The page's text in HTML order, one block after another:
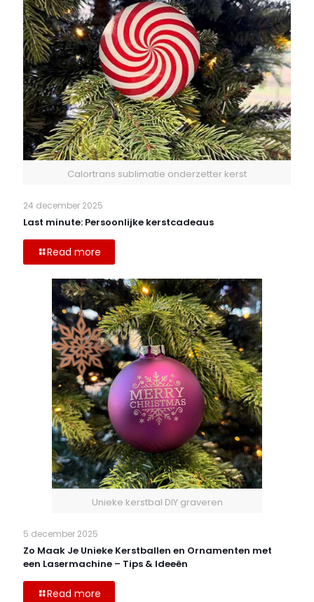
Calortrans sublimatie onderzetter kerst
24 december 2025
Last minute: Persoonlijke kerstcadeaus
Read more
Unieke kerstbal DIY graveren
5 december 2025
Zo Maak Je Unieke Kerstballen en Ornamenten met
een Lasermachine – Tips & Ideeën
Read more